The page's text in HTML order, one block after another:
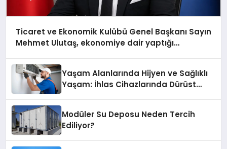
Ticaret ve Ekonomik Kulübü Genel Başkanı Sayın
Mehmet Ulutaş, ekonomiye dair yaptığı
Yaşam Alanlarında Hijyen ve Sağlıklı
Yaşam: İhlas Cihazlarında Dürüst
Modüler Su Deposu Neden Tercih
Ediliyor?